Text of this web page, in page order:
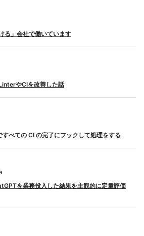
る」会社で働いています
やCIを改善した話
べての CI の完了にフックして処理をする
を業務投入した結果を主観的に定量評価